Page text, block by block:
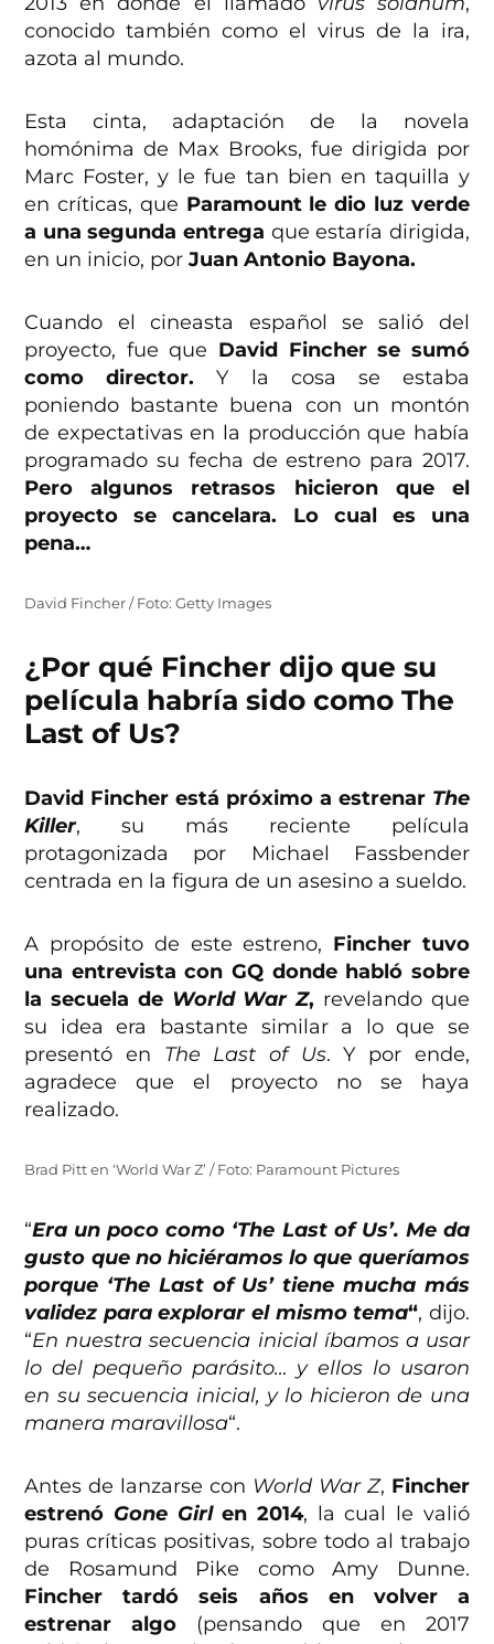
conocido también como el virus de la ira,
azota al mundo.
Esta cinta, adaptación de la novela
homónima de Max Brooks, fue dirigida por
Marc Foster, y le fue tan bien en taquilla y
en críticas, que Paramount le dio luz verde
a una segunda entrega que estaría dirigida,
en un inicio, porJuan Antonio Bayona.
Cuando el cineasta español se salió del
proyecto, fue que David Fincher se sumó
como director.Y la cosa se estaba
poniendo bastante buena con un montón
de expectativas en la producción que había
programado su fecha de estreno para 2017.
Pero algunos retrasos hicieron que el
proyecto se cancelara. Lo cual es una
pena…
David Fincher / Foto: Getty Images
¿Por qué Fincher dijo que su
película habría sido como The
Last of Us?
David Fincher está próximo a estrenar The
Killer, su más reciente película
protagonizada por Michael Fassbender
centrada en la figura de un asesino a sueldo.
A propósito de este estreno, Fincher tuvo
una entrevista con GQ donde habló sobre
la secuela de World War Z, revelando que
su idea era bastante similar a lo que se
presentó en The Last of Us. Y por ende,
agradece que el proyecto no se haya
realizado.
Brad Pitt en ‘World War Z’ / Foto: Paramount Pictures
“Era un poco como ‘The Last of Us’. Me da
gusto que no hiciéramos lo que queríamos
porque ‘The Last of Us’ tiene mucha más
validez para explorar el mismo tema“, dijo.
“En nuestra secuencia inicial íbamos a usar
lo del pequeño parásito… y ellos lo usaron
en su secuencia inicial, y lo hicieron de una
manera maravillosa“.
Antes de lanzarse con World War Z, Fincher
estrenó Gone Girlen 2014, la cual le valió
puras críticas positivas, sobre todo al trabajo
de Rosamund Pike como Amy Dunne.
Fincher tardó seis años en volver a
estrenar algo (pensando que en 2017